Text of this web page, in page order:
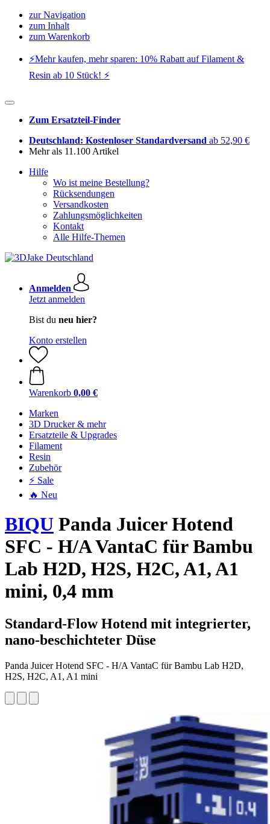
zur Navigation
zum Inhalt
zum Warenkorb
⚡️Mehr kaufen, mehr sparen: 10% Rabatt auf Filament &
Resin ab 10 Stück! ⚡️
Zum Ersatzteil-Finder
Deutschland: Kostenloser Standardversand ab 52,90 €
Mehr als 11.100 Artikel
Hilfe
Wo ist meine Bestellung?
Rücksendungen
Versandkosten
Zahlungsmöglichkeiten
Kontakt
Alle Hilfe-Themen
Anmelden
Jetzt anmelden
Bist du neu hier?
Konto erstellen
Warenkorb 0,00 €
Marken
3D Drucker & mehr
Ersatzteile & Upgrades
Filament
Resin
Zubehör
⚡ Sale
🔥 Neu
BIQU Panda Juicer Hotend
SFC - H/A VantaC für Bambu
Lab H2D, H2S, H2C, A1, A1
mini, 0,4 mm
Standard-Flow Hotend mit integrierter,
nano-beschichteter Düse
Panda Juicer Hotend SFC - H/A VantaC für Bambu Lab H2D,
H2S, H2C, A1, A1 mini